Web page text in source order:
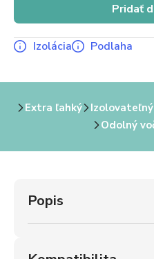
Pridať
Izolácia Podlaha
Extra ľahký Izolovateľný
Odolný
Popis